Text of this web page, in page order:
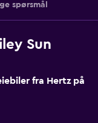
spørsmål
Sun
fra Hertz på